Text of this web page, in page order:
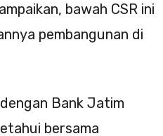
bawah CSR ini
pembangunan di
Bank Jatim
bersama